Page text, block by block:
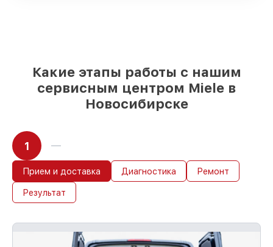
Какие этапы работы с нашим
сервисным центром Miele в
Новосибирске
1
Прием и доставка Диагностика Ремонт
Результат